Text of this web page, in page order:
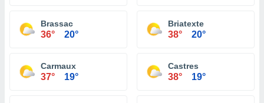
Brassac
36° 20°
Briatexte
38° 20°
Carmaux
37° 19°
Castres
38° 19°